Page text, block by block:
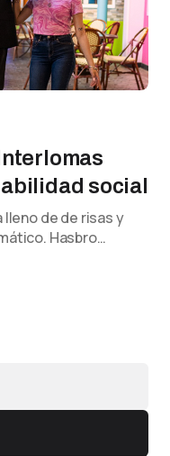
social
lleno de de risas y
Hasbro…